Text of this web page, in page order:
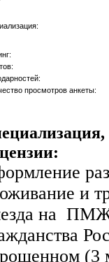
просмотров анкеты:
и
на ПМЖ
(3